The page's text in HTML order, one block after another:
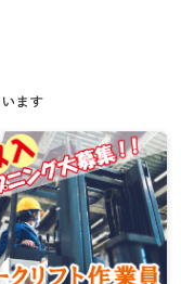
ます